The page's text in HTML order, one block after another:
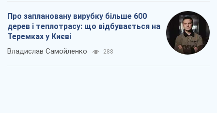
Про заплановану вирубку більше 600
дерев і теплотрасу: що відбувається на
Теремках у Києві
Владислав Самойленко 288